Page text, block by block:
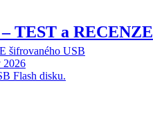
TEST a RECENZE
šifrovaného USB
2026
Flash disku.